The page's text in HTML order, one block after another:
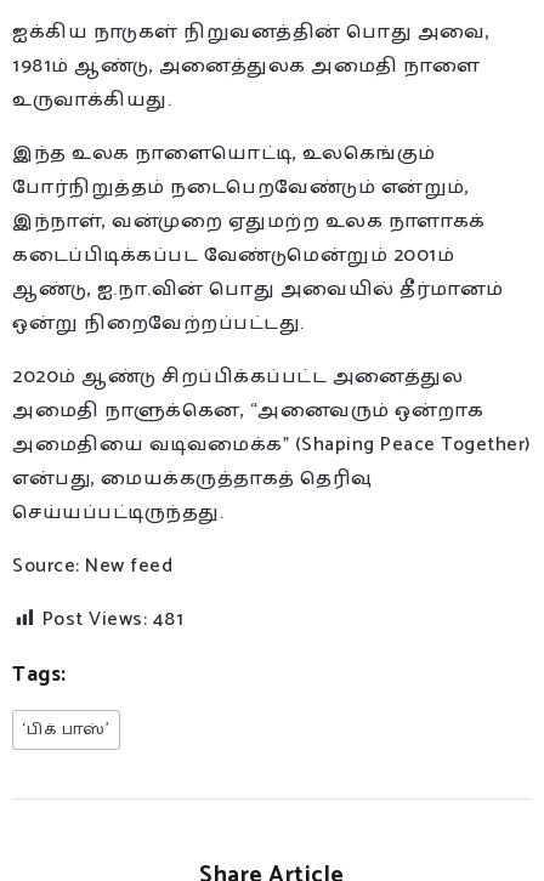
ஐக்கிய நாடுகள் நிறுவனத்தின் பொது அவை,
1981ம் ஆண்டு, அனைத்துலக அமைதி நாளை
உருவாக்கியது.
இந்த உலக நாளையொட்டி, உலகெங்கும்
போர்நிறுத்தம் நடைபெறவேண்டும் என்றும்,
இந்நாள், வன்முறை ஏதுமற்ற உலக நாளாகக்
கடைப்பிடிக்கப்பட வேண்டுமென்றும் 2001ம்
ஆண்டு, ஐ.நா.வின் பொது அவையில் தீர்மானம்
ஒன்று நிறைவேற்றப்பட்டது.
2020ம் ஆண்டு சிறப்பிக்கப்பட்ட அனைத்துல
அமைதி நாளுக்கென, “அனைவரும் ஒன்றாக
அமைதியை வடிவமைக்க” (Shaping Peace Together)
என்பது, மையக்கருத்தாகத் தெரிவு
செய்யப்பட்டிருந்தது.
Source: New feed
Post Views:481
Tags:
‘பிக் பாஸ்’